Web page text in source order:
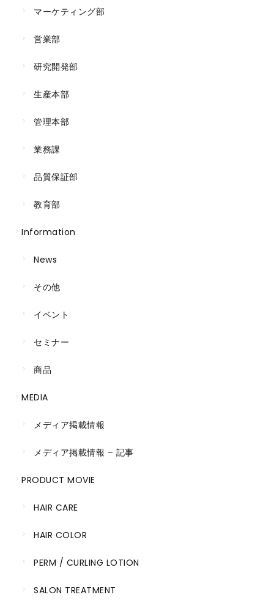
マーケティング部
営業部
研究開発部
生産本部
管理本部
業務課
品質保証部
教育部
Information
News
その他
イベント
セミナー
商品
MEDIA
メディア掲載情報
メディア掲載情報 – 記事
PRODUCT MOVIE
HAIR CARE
HAIR COLOR
PERM / CURLING LOTION
SALON TREATMENT